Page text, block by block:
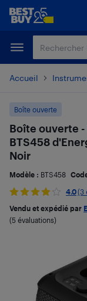
Passer
principal
Passer
Accueil
Boîte ouverte
Boîte ouverte
BTS458
Noir
Modèle : BTS458
4.0(3
Vendu et expédié par
(5 évaluations)